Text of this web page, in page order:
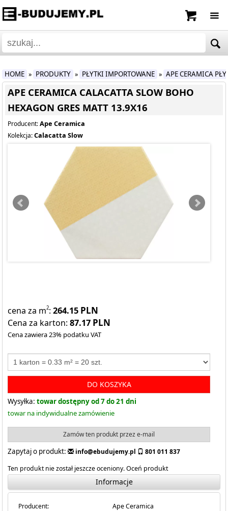
HOME » PRODUKTY » PŁYTKI IMPORTOWANE » APE CERAMICA
APE CERAMICA CALACATTA SLOW BOHO
HEXAGON GRES MATT 13.9X16
Producent:Ape Ceramica
Kolekcja:Calacatta Slow
cena za m2:264.15 PLN
Cena za karton:87.17 PLN
Cena zawiera 23% podatku VAT
DO KOSZYKA
Wysyłka: towar dostępny od 7 do 21 dni
towar na indywidualne zamówienie
Zamów ten produkt przez e-mail
Zapytaj o produkt: info@ebudujemy.pl
801 011 837
Ten produkt nie został jeszcze oceniony.Oceń produkt
Informacje
Producent:
Ape Ceramica